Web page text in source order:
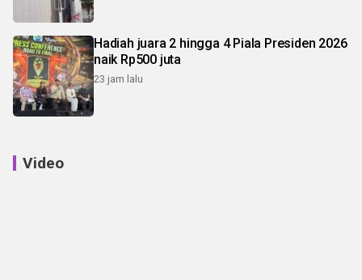
Hadiah juara 2 hingga 4 Piala Presiden 2026
naik Rp500 juta
23 jam lalu
Video